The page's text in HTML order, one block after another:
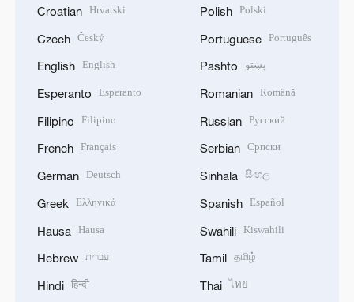
Croatian Hrvatski
Czech Český
English English
Esperanto Esperanto
Filipino Filipino
French Français
German Deutsch
Greek Ελληνικά
Hausa Hausa
Hebrew עברית
Hindi हिन्दी
Polish Polski
Portuguese Português
Pashto پښتو
Romanian Română
Russian Русский
Serbian Српски
Sinhala සිංහල
Spanish Español
Swahili Kiswahili
Tamil தமிழ்
Thai ไทย